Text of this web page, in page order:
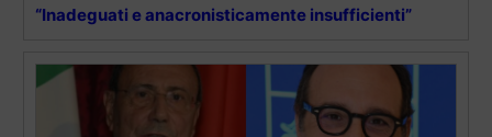
“Inadeguati e anacronisticamente insufficienti”